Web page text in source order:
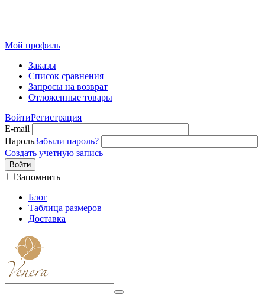
Мой профиль
Заказы
Список сравнения
Запросы на возврат
Отложенные товары
ВойтиРегистрация
E-mail
ПарольЗабыли пароль?
Создать учетную запись
Войти
Запомнить
Блог
Таблица размеров
Доставка